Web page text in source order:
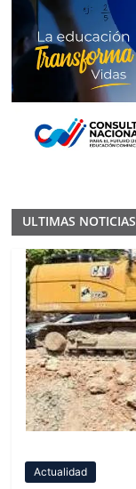
ULTIMAS NOTICIAS
Actualidad